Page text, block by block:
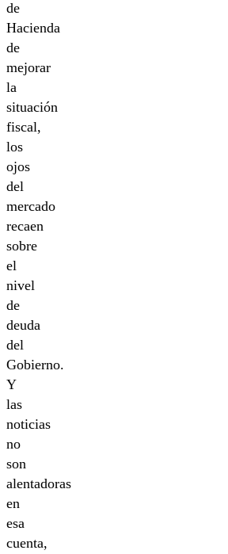
de
Hacienda
de
mejorar
la
situación
fiscal,
los
ojos
del
mercado
recaen
sobre
el
nivel
de
deuda
del
Gobierno.
Y
las
noticias
no
son
alentadoras
en
esa
cuenta,